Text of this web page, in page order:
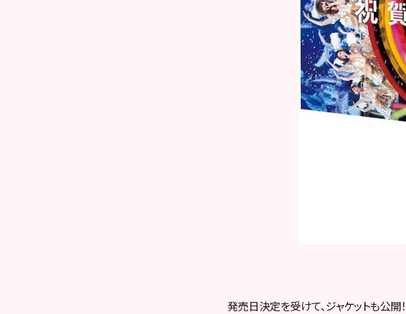
発売日決定を受けて、ジャケットも公開！